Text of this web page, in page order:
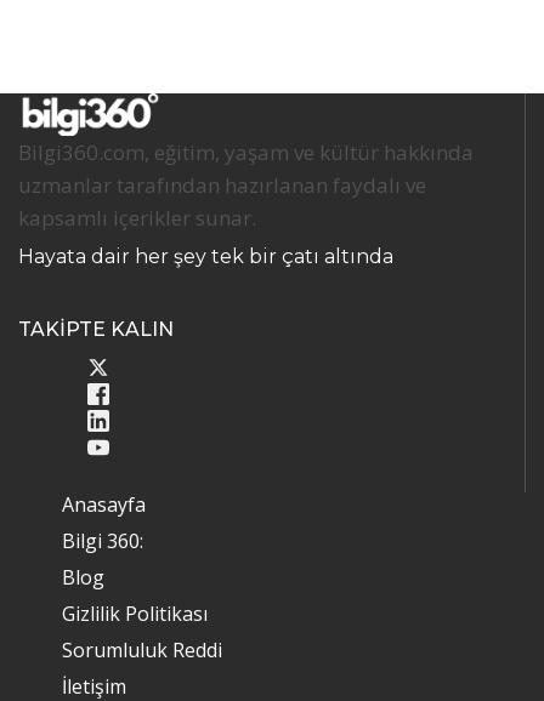
Bilgi360.com, eğitim, yaşam ve kültür hakkında
uzmanlar tarafından hazırlanan faydalı ve
kapsamlı içerikler sunar.
Hayata dair her şey tek bir çatı altında
TAKİPTE KALIN
Anasayfa
Bilgi 360:
Blog
Gizlilik Politikası
Sorumluluk Reddi
İletişim